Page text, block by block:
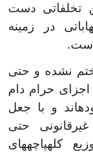
تخلفاتی دست
در زمینه
­است.
ختم نشده و حتی
حرام دام
و با جعل
حتی
کله­پاچه­های